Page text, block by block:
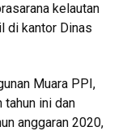
kelautan
di kantor Dinas
Muara PPI,
tahun ini dan
anggaran 2020,